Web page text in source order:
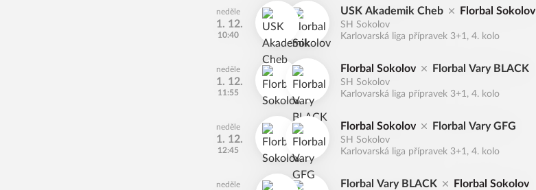
neděle
1. 12.
10:40
USK Akademik Cheb Florbal Sokolov
SH Sokolov
Karlovarská liga přípravek 3+1, 4. kolo
neděle
1. 12.
11:55
Florbal Sokolov Florbal Vary BLACK
SH Sokolov
Karlovarská liga přípravek 3+1, 4. kolo
neděle
1. 12.
12:45
Florbal Sokolov Florbal Vary GFG
SH Sokolov
Karlovarská liga přípravek 3+1, 4. kolo
neděle Florbal Vary BLACK Florbal Sokolov